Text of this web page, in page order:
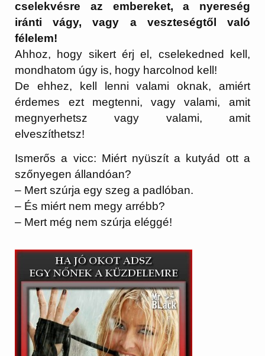
cselekvésre az embereket, a nyereség
iránti vágy, vagy a veszteségtől való
félelem!
Ahhoz, hogy sikert érj el, cselekedned kell,
mondhatom úgy is, hogy harcolnod kell!
De ehhez, kell lenni valami oknak, amiért
érdemes ezt megtenni, vagy valami, amit
megnyerhetsz vagy valami, amit
elveszíthetsz!
Ismerős a vicc: Miért nyüszít a kutyád ott a
szőnyegen állandóan?
– Mert szúrja egy szeg a padlóban.
– És miért nem megy arrébb?
– Mert még nem szúrja eléggé!